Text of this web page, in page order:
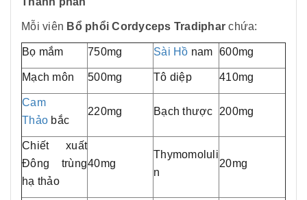
Mỗi viên Bổ phổi Cordyceps Tradipharchứa:
Bọ mắm 750mg Sài Hồ nam 600mg
Mạch môn 500mg Tô diệp 410mg
Cam
Thảo bắc
220mg Bạch thược 200mg
Chiết xuất
Đông trùng
hạ thảo
40mg
Thymomoluli
n
20mg